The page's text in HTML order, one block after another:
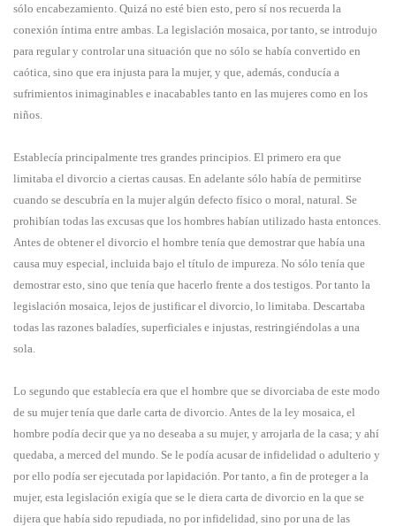
sólo encabezamiento. Quizá no esté bien esto, pero sí nos recuerda la
conexión íntima entre ambas. La legislación mosaica, por tanto, se introdujo
para regular y controlar una situación que no sólo se había convertido en
caótica, sino que era injusta para la mujer, y que, además, conducía a
sufrimientos inimaginables e inacabables tanto en las mujeres como en los
niños.
Establecía principalmente tres grandes principios. El primero era que
limitaba el divorcio a ciertas causas. En adelante sólo había de permitirse
cuando se descubría en la mujer algún defecto físico o moral, natural. Se
prohibían todas las excusas que los hombres habían utilizado hasta entonces.
Antes de obtener el divorcio el hombre tenía que demostrar que había una
causa muy especial, incluida bajo el título de impureza. No sólo tenía que
demostrar esto, sino que tenía que hacerlo frente a dos testigos. Por tanto la
legislación mosaica, lejos de justificar el divorcio, lo limitaba. Descartaba
todas las razones baladíes, superficiales e injustas, restringiéndolas a una
sola.
Lo segundo que establecía era que el hombre que se divorciaba de este modo
de su mujer tenía que darle carta de divorcio. Antes de la ley mosaica, el
hombre podía decir que ya no deseaba a su mujer, y arrojarla de la casa; y ahí
quedaba, a merced del mundo. Se le podía acusar de infidelidad o adulterio y
por ello podía ser ejecutada por lapidación. Por tanto, a fin de proteger a la
mujer, esta legislación exigía que se le diera carta de divorcio en la que se
dijera que había sido repudiada, no por infidelidad, sino por una de las